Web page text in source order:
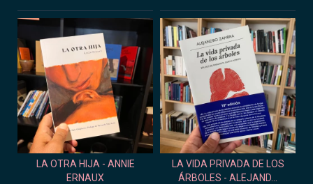
LA OTRA HIJA - ANNIE
ERNAUX
LA VIDA PRIVADA DE LOS
ÁRBOLES - ALEJAND...